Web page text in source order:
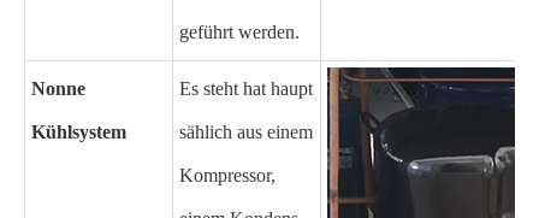
geführt werden.
Nonne
Kühlsystem
Es steht hat haupt
sählich aus einem
Kompressor,